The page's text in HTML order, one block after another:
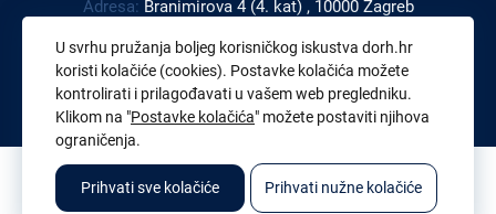
Adresa: Branimirova 4 (4. kat) , 10000 Zagreb
Tel: +385 1 4591 888
Faks:+385 1 4591 816
OIB:43539267895
© 2026. Sva prava pridržana. Državno odvjetništvo Republike Hrvatske
U svrhu pružanja boljeg korisničkog iskustva dorh.hr
koristi kolačiće (cookies). Postavke kolačića možete
kontrolirati i prilagođavati u vašem web pregledniku.
Klikom na "Postavke kolačića" možete postaviti njihova
ograničenja.
Prihvati sve kolačiće Prihvati nužne kolačiće